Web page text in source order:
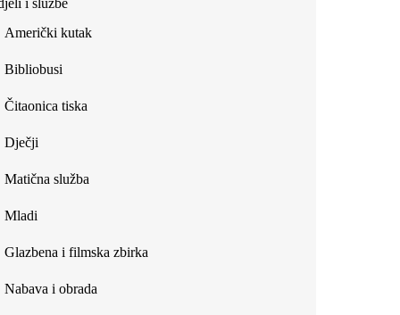
external)
i službe
Američki kutak
Bibliobusi
Čitaonica tiska
Dječji
Matična služba
Mladi
Glazbena i filmska zbirka
Nabava i obrada